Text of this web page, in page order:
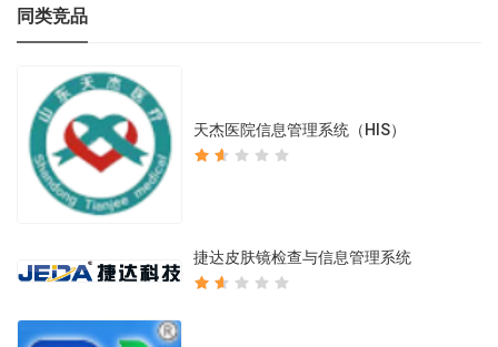
同类竞品
天杰医院信息管理系统（HIS）
捷达皮肤镜检查与信息管理系统